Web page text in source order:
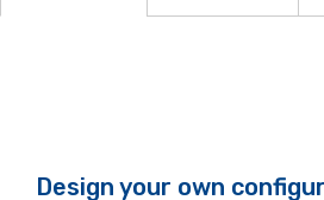
Design your own